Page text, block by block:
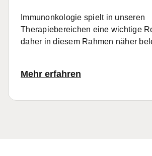
Immunonkologie spielt in unseren
Therapiebereichen eine wichtige
daher in diesem Rahmen näher
Mehr erfahren